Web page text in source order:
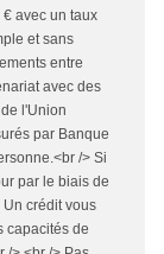
€ avec un taux
et sans
entre
avec des
l'Union
par Banque
/> Si
par le biais de
crédit vous
capacités de